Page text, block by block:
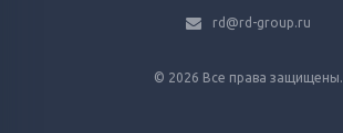
© 2026 Все права защищены.
rd@rd-group.ru